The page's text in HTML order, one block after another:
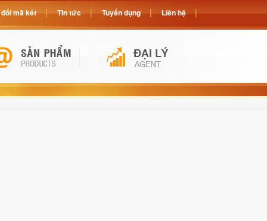
mã két Tin tức Tuyển dụng Liên hệ